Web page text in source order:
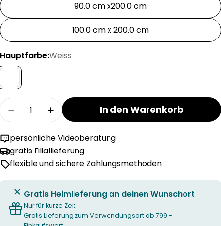
90.0 cm x200.0 cm
100.0 cm x 200.0 cm
Hauptfarbe:Weiss
Menge
Menge für HAPPY TRADITIONS Matratze
Menge für HAPPY TRADITIONS
In den Warenkorb
persönliche Videoberatung
gratis Filiallieferung
flexible und sichere Zahlungsmethoden
Gratis Heimlieferung an deinen Wunschort
Nur für kurze Zeit:
Gratis Lieferung zum Verwendungsort ab 799.-